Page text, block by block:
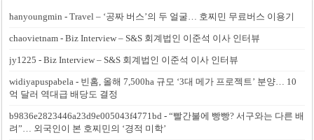
hanyoungmin -Travel – ‘공짜 버스’의 두 얼굴… 호찌민 무료버스 이용기
chaovietnam -Biz Interview – S&S 회계법인 이준석 이사 인터뷰
jy1225 -Biz Interview – S&S 회계법인 이준석 이사 인터뷰
widiyapuspabela - 빈홈, 올해 7,500ha 규모 ‘3대 메가 프로젝트’ 분양… 10
억 달러 역대급 배당도 결정
b9836e2823446a23d9e005043f4771bd -“빨간불에 빵빵? 서구와는 다른 배
려”… 외국인이 본 호찌민의 ‘경적 미학’